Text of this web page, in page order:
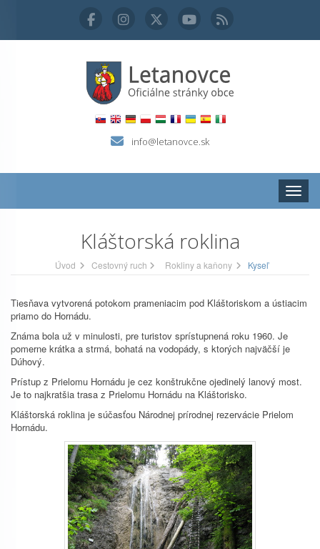
info@letanovce.sk
Kláštorská roklina
Úvod Cestovný ruch Rokliny a kaňony Kyseľ
Tiesňava vytvorená potokom prameniacim pod Kláštoriskom a ústiacim
priamo do Hornádu.
Známa bola už v minulosti, pre turistov sprístupnená roku 1960. Je
pomerne krátka a strmá, bohatá na vodopády, s ktorých najväčší je
Dúhový.
Prístup z Prielomu Hornádu je cez konštrukčne ojedinelý lanový most.
Je to najkratšia trasa z Prielomu Hornádu na Kláštorisko.
Kláštorská roklina je súčasťou Národnej prírodnej rezervácie Prielom
Hornádu.